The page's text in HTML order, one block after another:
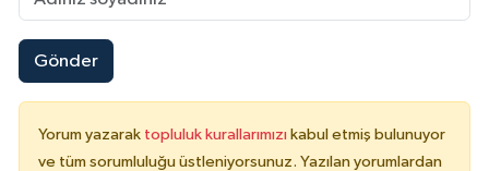
Gönder
Yorum yazarak topluluk kurallarımızı kabul etmiş bulunuyor
ve tüm sorumluluğu üstleniyorsunuz. Yazılan yorumlardan